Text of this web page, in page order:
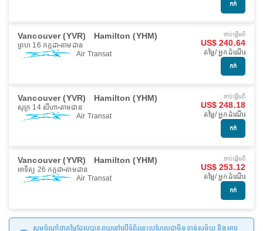
កក់
Vancouver (YVR) Hamilton (YHM)
ព្រហ 16 កក្កដា តាមដាន
Air Transat
ចាប់ផ្ដើមពី
US$ 240.64
តម្លៃ/ អ្នកដំណើរ
កក់
Vancouver (YVR) Hamilton (YHM)
សុក្រ 14 សីហា តាមដាន
Air Transat
ចាប់ផ្ដើមពី
US$ 248.18
តម្លៃ/ អ្នកដំណើរ
កក់
Vancouver (YVR) Hamilton (YHM)
អាទិត្យ 26 កក្កដា តាមដាន
Air Transat
ចាប់ផ្ដើមពី
US$ 253.12
តម្លៃ/ អ្នកដំណើរ
កក់
សូមចំណាំថាតម្លៃដែលបានរាយនៅលើទំព័រនេះប្រហែលជាមិនទាន់សម័យ និងអាច